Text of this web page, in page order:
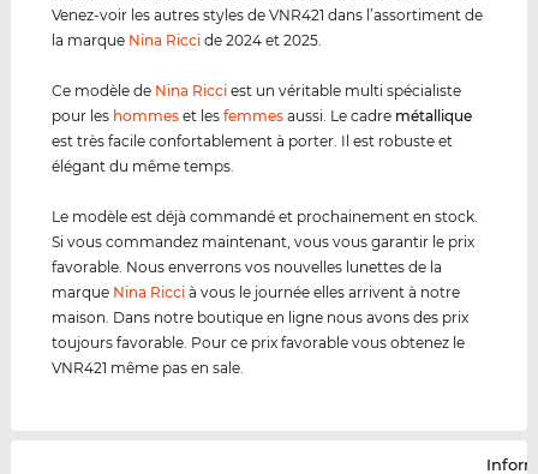
Venez-voir les autres styles de VNR421 dans l’assortiment de
la marque Nina Ricci de 2024 et 2025.
Ce modèle de Nina Ricci est un véritable multi spécialiste
pour les hommes et lesfemmes aussi. Le cadre métal lique
est très facile confortablement à porter. Il est robuste et
élégant du même temps.
Le modèle est déjà commandé et prochainement en stock.
Si vous commandez maintenant, vous vous garantir le prix
favorable. Nous enverrons vos nouvelles lunettes de la
marque Nina Ricci à vous le journée elles arrivent à notre
maison. Dans notre boutique en ligne nous avons des prix
toujours favorable. Pour ce prix favorable vous obtenez le
VNR421 même pas en sale.